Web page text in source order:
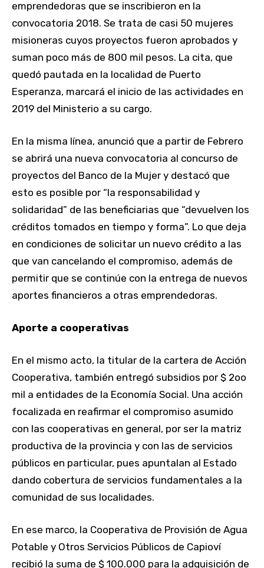
emprendedoras que se inscribieron en la
convocatoria 2018. Se trata de casi 50 mujeres
misioneras cuyos proyectos fueron aprobados y
suman poco más de 800 mil pesos. La cita, que
quedó pautada en la localidad de Puerto
Esperanza, marcará el inicio de las actividades en
2019 del Ministerio a su cargo.
En la misma línea, anunció que a partir de Febrero
se abrirá una nueva convocatoria al concurso de
proyectos del Banco de la Mujer y destacó que
esto es posible por “la responsabilidad y
solidaridad” de las beneficiarias que “devuelven los
créditos tomados en tiempo y forma”. Lo que deja
en condiciones de solicitar un nuevo crédito a las
que van cancelando el compromiso, además de
permitir que se continúe con la entrega de nuevos
aportes financieros a otras emprendedoras.
Aporte a cooperativas
En el mismo acto, la titular de la cartera de Acción
Cooperativa, también entregó subsidios por $ 2oo
mil a entidades de la Economía Social. Una acción
focalizada en reafirmar el compromiso asumido
con las cooperativas en general, por ser la matriz
productiva de la provincia y con las de servicios
públicos en particular, pues apuntalan al Estado
dando cobertura de servicios fundamentales a la
comunidad de sus localidades.
En ese marco, la Cooperativa de Provisión de Agua
Potable y Otros Servicios Públicos de Capioví
recibió la suma de $ 100.000 para la adquisición de